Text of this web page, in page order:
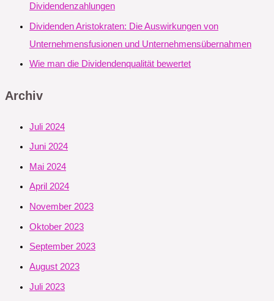
Dividendenzahlungen
Dividenden Aristokraten: Die Auswirkungen von
Unternehmensfusionen und Unternehmensübernahmen
Wie man die Dividendenqualität bewertet
Archiv
Juli 2024
Juni 2024
Mai 2024
April 2024
November 2023
Oktober 2023
September 2023
August 2023
Juli 2023